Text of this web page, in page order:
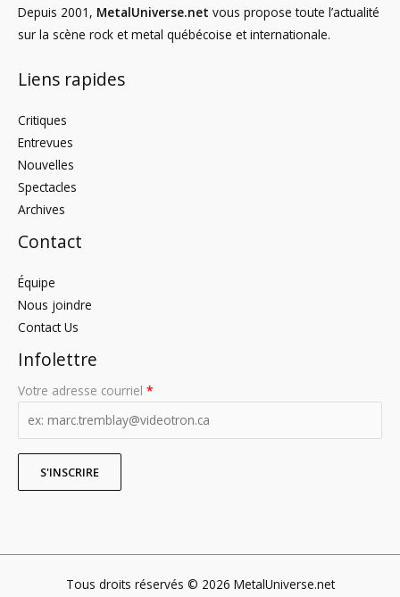
Depuis 2001, MetalUniverse.net vous propose toute l’actualité
sur la scène rock et metal québécoise et internationale.
Liens rapides
Critiques
Entrevues
Nouvelles
Spectacles
Archives
Contact
Équipe
Nous joindre
Contact Us
Infolettre
Votre adresse courriel *
Tous droits réservés © 2026 MetalUniverse.net